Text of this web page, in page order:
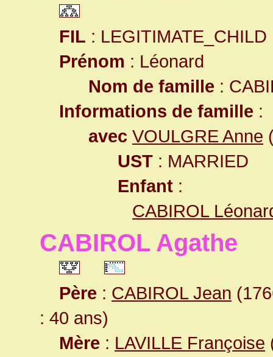
FIL : LEGITIMATE_CHILD
Prénom : Léonard
Nom de famille :
Informations de famille :
avec VOULGRE Anne
UST : MARRIED
Enfant :
CABIROL
CABIROL Agathe
Père : CABIROL Jean
: 40 ans)
Mère : LAVILLE Françoise